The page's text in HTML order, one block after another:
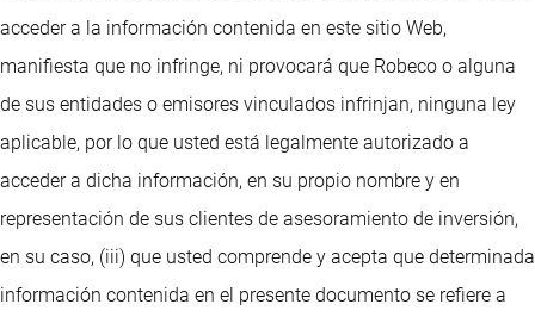
acceder a la información contenida en este sitio Web,
manifiesta que no infringe, ni provocará que Robeco o alguna
de sus entidades o emisores vinculados infrinjan, ninguna ley
aplicable, por lo que usted está legalmente autorizado a
acceder a dicha información, en su propio nombre y en
representación de sus clientes de asesoramiento de inversión,
en su caso, (iii) que usted comprende y acepta que determinada
información contenida en el presente documento se refiere a